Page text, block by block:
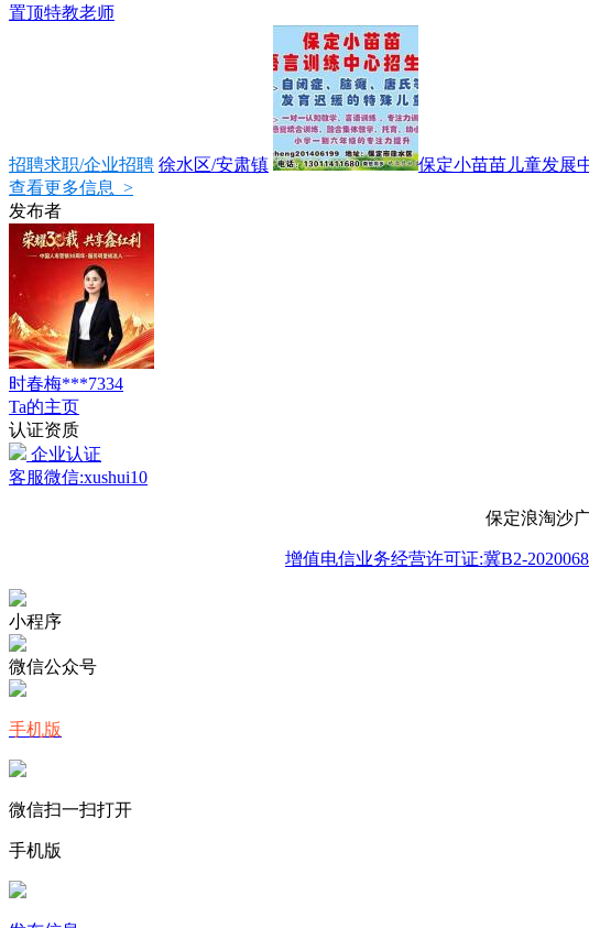
置顶特教老师
招聘求职/企业招聘 徐水区/安肃镇 保定小苗苗儿童发展
查看更多信息 >
发布者
时春梅***7334
Ta的主页
认证资质
企业认证
客服微信:xushui10
保定浪淘沙
增值电信业务经营许可证:冀B2-
小程序
微信公众号
手机版
微信扫一扫打开
手机版